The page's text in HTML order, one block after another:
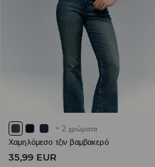
+ 2 χρώματα
Χαμηλόμεσο τζιν βαμβακερό
35,99 EUR